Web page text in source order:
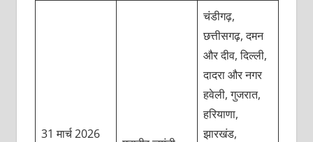
31 मार्च 2026
चंडीगढ़,
छत्तीसगढ़, दमन
और दीव, दिल्ली,
दादरा और नगर
हवेली, गुजरात,
हरियाणा,
झारखंड,